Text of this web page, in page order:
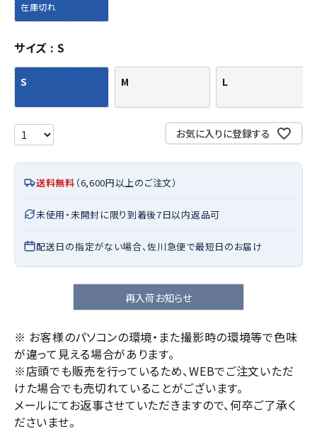
在庫切れ
サイズ S
S M L
お気に入りに登録する
送料無料 （6,600円以上のご注文）
未使用・未開封に限り到着後7日以内返品可
配送日の指定がない場合、佐川急便で最短日のお届け
再入荷お知らせ
※ お客様のパソコンの環境・また撮影時の環境等で色味
が違って見える場合があります。
※店頭でも販売を行っているため、WEBでご注文いただ
けた場合でも売切れていることがございます。
メールにてお返事させていただきますので、何卒ご了承く
ださいませ。